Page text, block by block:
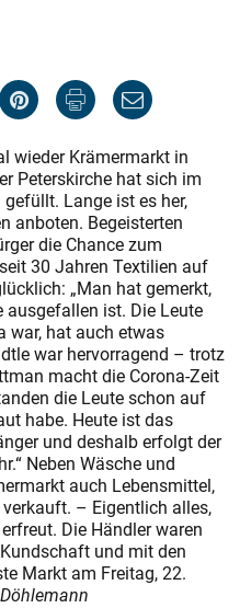
wieder Krämermarkt in
Peterskirche hat sich im
Lange ist es her,
anboten. Begeisterten
die Chance zum
30 Jahren Textilien auf
„Man hat gemerkt,
ist. Die Leute
war, hat auch etwas
war hervorragend – trotz
macht die Corona-Zeit
die Leute schon auf
habe. Heute ist das
und deshalb erfolgt der
Neben Wäsche und
auch Lebensmittel,
– Eigentlich alles,
Die Händler waren
und mit den
Markt am Freitag, 22.